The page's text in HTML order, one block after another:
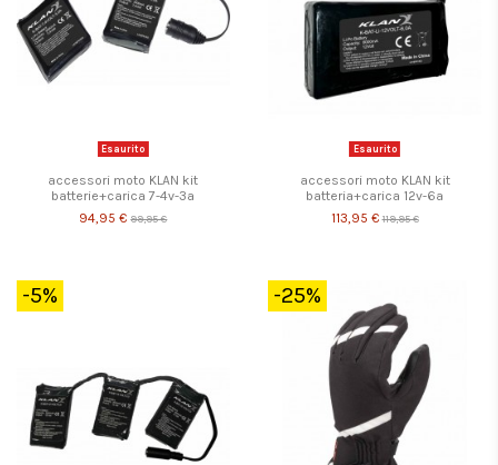
Esaurito
accessori moto KLAN kit
batterie+carica 7-4v-3a
94,95 € 99,95 €
Esaurito
accessori moto KLAN kit
batteria+carica 12v-6a
113,95 € 119,95 €
-5% -25%